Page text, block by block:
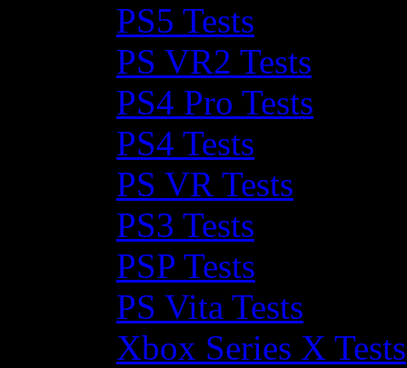
PS5 Tests
PS VR2 Tests
PS4 Pro Tests
PS4 Tests
PS VR Tests
PS3 Tests
PSP Tests
PS Vita Tests
Xbox Series X Tests